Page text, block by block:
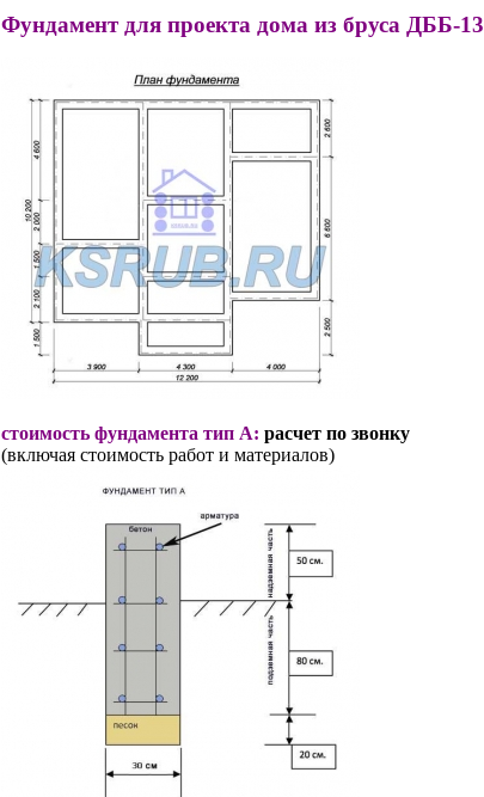
Фундамент для проекта дома из бруса ДББ-13
стоимость фундамента тип А: расчет по звонку
(включая стоимость работ и материалов)